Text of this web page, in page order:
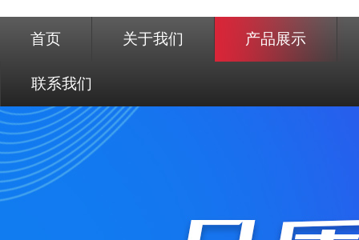
首页 关于我们 产品展示
联系我们